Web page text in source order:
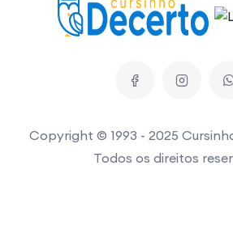
Copyright © 1993 - 2025
Todos os direitos